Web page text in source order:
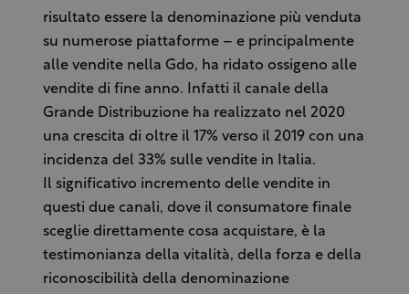
risultato essere la denominazione più venduta
su numerose piattaforme – e principalmente
alle vendite nella Gdo, ha ridato ossigeno alle
vendite di fine anno. Infatti il canale della
Grande Distribuzione ha realizzato nel 2020
una crescita di oltre il 17% verso il 2019 con una
incidenza del 33% sulle vendite in Italia.
Il significativo incremento delle vendite in
questi due canali, dove il consumatore finale
sceglie direttamente cosa acquistare, è la
testimonianza della vitalità, della forza e della
riconoscibilità della denominazione